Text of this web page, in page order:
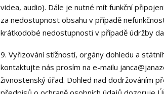
videa, audio). Dále je nutné mít funkční
za nedostupnost obsahu v případě
krátkodobé nedostupnosti v případě údržby
9. Vyřizování stížností, orgány dohledu a
kontaktujte nás prosím na e-mailu
živnostenský úřad. Dohled nad dodržováním